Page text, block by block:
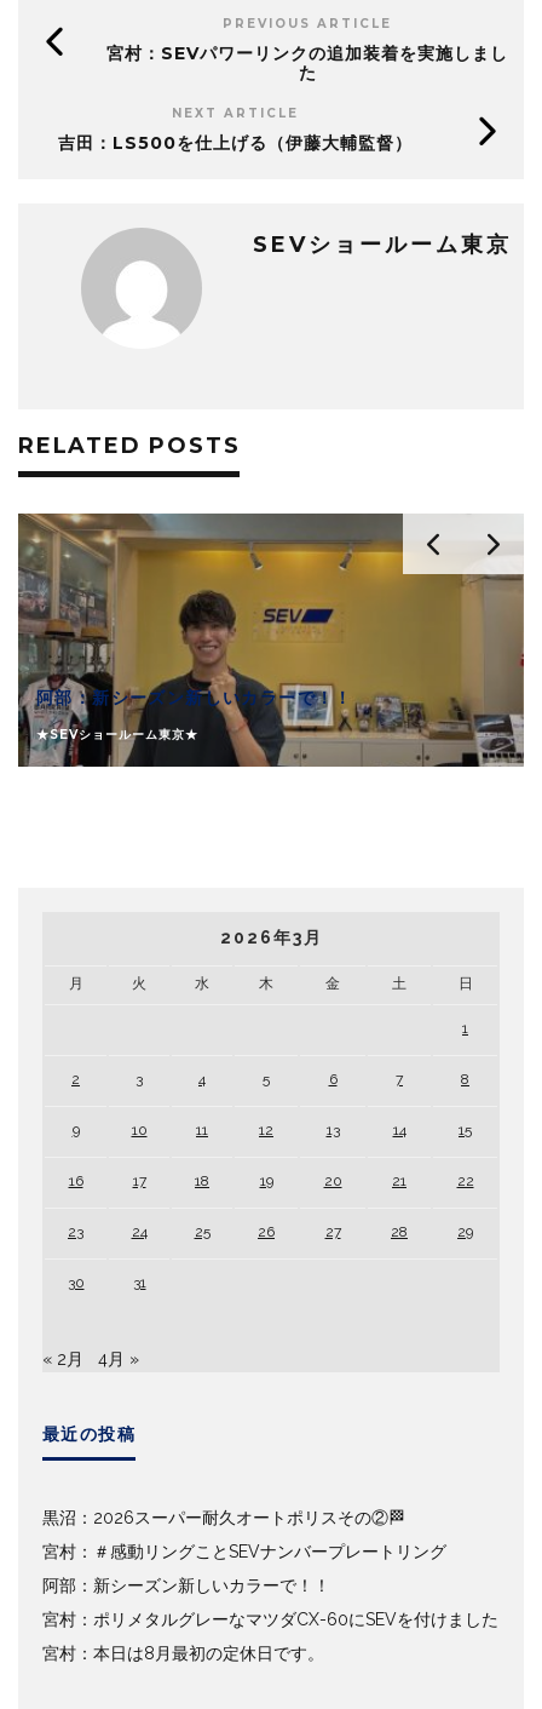
PREVIOUS ARTICLE
宮村：SEVパワーリンクの追加装着を実施しまし
た
NEXT ARTICLE
吉田：LS500を仕上げる（伊藤大輔監督）
SEVショールーム東京
RELATED POSTS
阿部：新シーズン新しいカラーで！！
★SEVショールーム東京★
2026年3月
月 火 水 木 金 土 日
1
2 3 4 5 6 7 8
9 10 11 12 13 14 15
16 17 18 19 20 21 22
23 24 25 26 27 28 29
30 31
« 2月 4月 »
最近の投稿
黒沼：2026スーパー耐久オートポリスその②🏁
宮村：＃感動リングことSEVナンバープレートリング
阿部：新シーズン新しいカラーで！！
宮村：ポリメタルグレーなマツダCX-60にSEVを付けました
宮村：本日は8月最初の定休日です。